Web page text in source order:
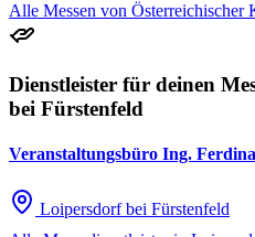
Alle Messen von Österreichischer
Dienstleister für deinen
bei Fürstenfeld
Veranstaltungsbüro Ing.
Loipersdorf bei Fürstenfeld